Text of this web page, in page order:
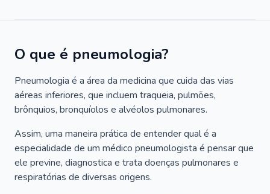
O que é pneumologia?
Pneumologia é a área da medicina que cuida das vias
aéreas inferiores, que incluem traqueia, pulmões,
brônquios, bronquíolos e alvéolos pulmonares.
Assim, uma maneira prática de entender qual é a
especialidade de um médico pneumologista é pensar que
ele previne, diagnostica e trata doenças pulmonares e
respiratórias de diversas origens.